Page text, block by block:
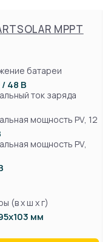
MPPT
батареи
/ 48 В
ток заряда
мощность PV, 12
мощность PV,
(в х ш х г)
мм